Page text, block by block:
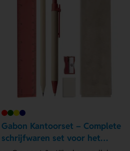
Gabon Kantoorset – Complete
schrijfwaren set voor het